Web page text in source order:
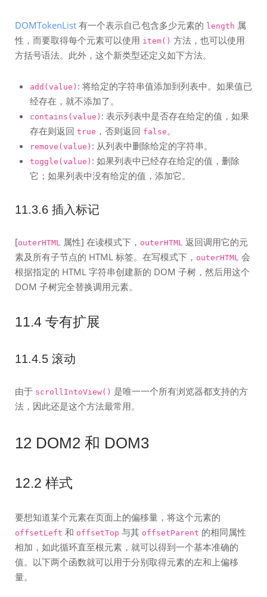
DOMTokenList 有一个表示自己包含多少元素的 length 属
性，而要取得每个元素可以使用 item() 方法，也可以使用
方括号语法。此外，这个新类型还定义如下方法。
add(value) : 将给定的字符串值添加到列表中。如果值已
经存在，就不添加了。
contains(value) : 表示列表中是否存在给定的值，如果
存在则返回 true ，否则返回 false。
remove(value) : 从列表中删除给定的字符串。
toggle(value) : 如果列表中已经存在给定的值，删除
它；如果列表中没有给定的值，添加它。
11.3.6 插入标记
[outerHTML 属性] 在读模式下， outerHTML 返回调用它的元
素及所有子节点的 HTML 标签。在写模式下， outerHTML 会
根据指定的 HTML 字符串创建新的 DOM 子树，然后用这个
DOM 子树完全替换调用元素。
11.4 专有扩展
11.4.5 滚动
由于 scrollIntoView() 是唯一一个所有浏览器都支持的方
法，因此还是这个方法最常用。
12 DOM2 和 DOM3
12.2 样式
要想知道某个元素在页面上的偏移量，将这个元素的
offsetLeft 和 offsetTop 与其 offsetParent 的相同属性
相加，如此循环直至根元素，就可以得到一个基本准确的
值。以下两个函数就可以用于分别取得元素的左和上偏移
量。